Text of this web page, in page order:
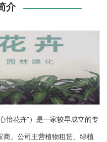
介
怡花卉”）是一家较早成立的专
。公司主营植物租赁、绿植